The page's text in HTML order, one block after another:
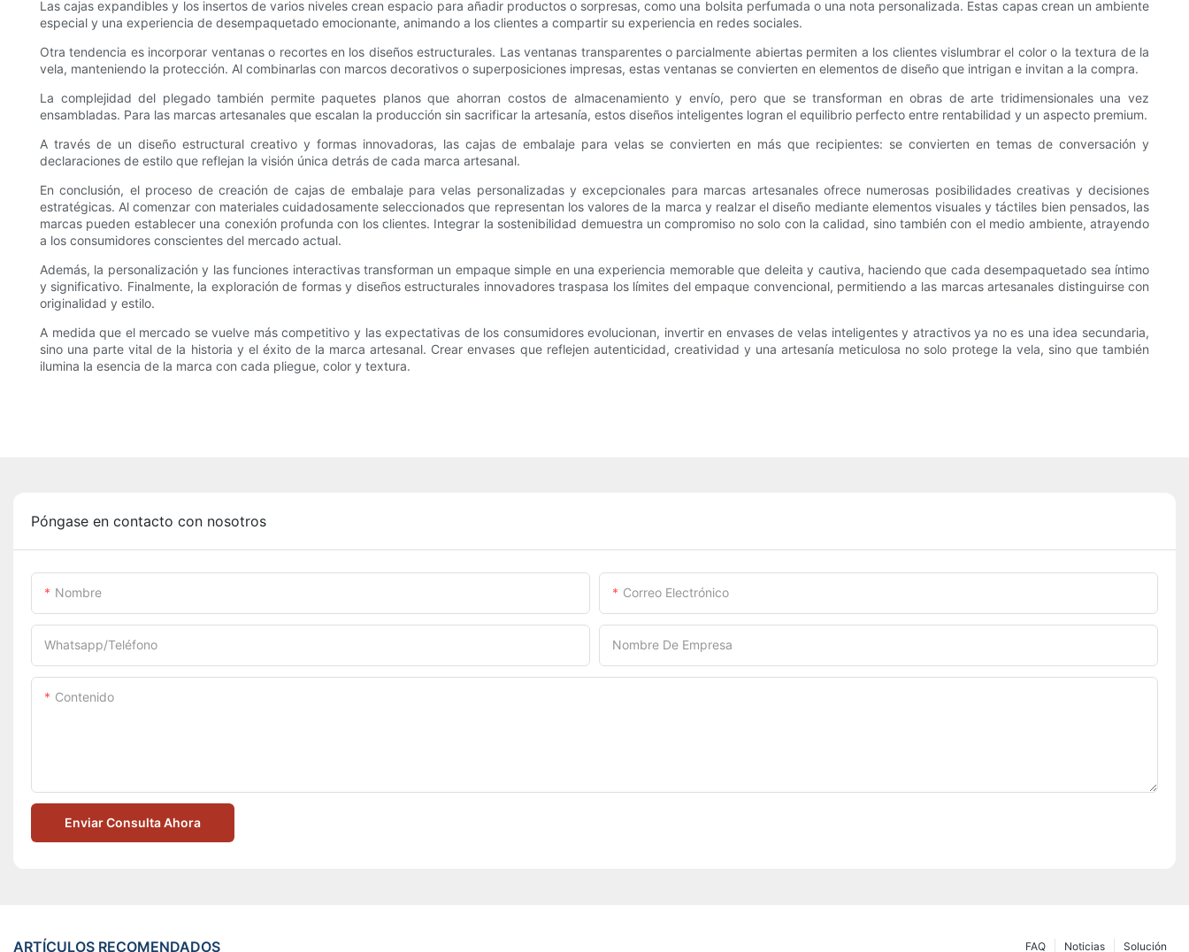
Las cajas expandibles y los insertos de varios niveles crean espacio para añadir productos o sorpresas, como una bolsita perfumada o una nota personalizada. Estas capas crean un ambiente
especial y una experiencia de desempaquetado emocionante, animando a los clientes a compartir su experiencia en redes sociales.
Otra tendencia es incorporar ventanas o recortes en los diseños estructurales. Las ventanas transparentes o parcialmente abiertas permiten a los clientes vislumbrar el color o la textura de la
vela, manteniendo la protección. Al combinarlas con marcos decorativos o superposiciones impresas, estas ventanas se convierten en elementos de diseño que intrigan e invitan a la compra.
La complejidad del plegado también permite paquetes planos que ahorran costos de almacenamiento y envío, pero que se transforman en obras de arte tridimensionales una vez
ensambladas. Para las marcas artesanales que escalan la producción sin sacrificar la artesanía, estos diseños inteligentes logran el equilibrio perfecto entre rentabilidad y un aspecto premium.
A través de un diseño estructural creativo y formas innovadoras, las cajas de embalaje para velas se convierten en más que recipientes: se convierten en temas de conversación y
declaraciones de estilo que reflejan la visión única detrás de cada marca artesanal.
En conclusión, el proceso de creación de cajas de embalaje para velas personalizadas y excepcionales para marcas artesanales ofrece numerosas posibilidades creativas y decisiones
estratégicas. Al comenzar con materiales cuidadosamente seleccionados que representan los valores de la marca y realzar el diseño mediante elementos visuales y táctiles bien pensados, las
marcas pueden establecer una conexión profunda con los clientes. Integrar la sostenibilidad demuestra un compromiso no solo con la calidad, sino también con el medio ambiente, atrayendo
a los consumidores conscientes del mercado actual.
Además, la personalización y las funciones interactivas transforman un empaque simple en una experiencia memorable que deleita y cautiva, haciendo que cada desempaquetado sea íntimo
y significativo. Finalmente, la exploración de formas y diseños estructurales innovadores traspasa los límites del empaque convencional, permitiendo a las marcas artesanales distinguirse con
originalidad y estilo.
A medida que el mercado se vuelve más competitivo y las expectativas de los consumidores evolucionan, invertir en envases de velas inteligentes y atractivos ya no es una idea secundaria,
sino una parte vital de la historia y el éxito de la marca artesanal. Crear envases que reflejen autenticidad, creatividad y una artesanía meticulosa no solo protege la vela, sino que también
ilumina la esencia de la marca con cada pliegue, color y textura.
Póngase en contacto con nosotros
Nombre Correo Electrónico
Whatsapp/Teléfono Nombre De Empresa
Contenido
Enviar Consulta Ahora
ARTÍCULOS RECOMENDADOS Solución
Noticias
FAQ